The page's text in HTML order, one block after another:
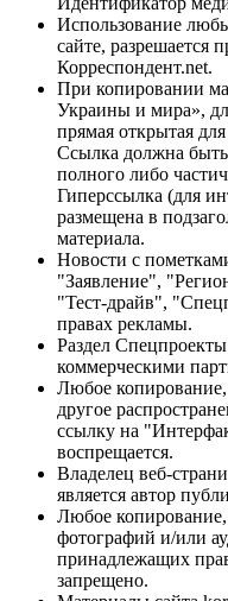
Использование
сайте, разрешается
Корреспондент.net.
При копировании
Украины и мира»,
прямая открытая
Ссылка должна
полного либо
Гиперссылка (для
размещена в
материала.
Новости с
"Заявление",
"Тест-драйв",
правах рекламы.
Раздел Спецпроекты
коммерческими
Любое
другое
ссылку на
воспрещается.
Владелец веб-
является автор
Любое копирование,
фотографий и/или
принадлежащих
запрещено.